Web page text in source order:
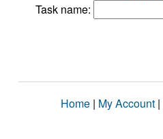
Task name:
Home | My Account |